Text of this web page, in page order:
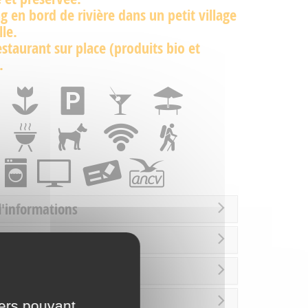
en bord de rivière dans un petit village
sur place (produits bio et
/ Loisirs